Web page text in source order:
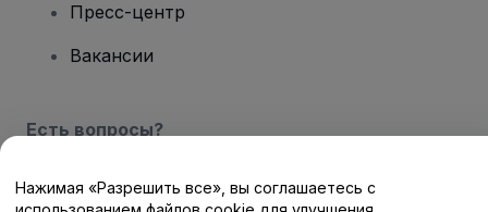
Пресс-центр
Вакансии
Есть вопросы?
Центр помощи / Свяжитесь с нами
Нажимая «Разрешить все», вы соглашаетесь с